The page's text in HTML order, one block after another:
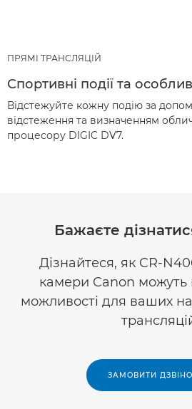
ПРЯМІ ТРАНСЛЯЦІЙ
Спортивні події та
Відстежуйте кожну подію за
відстеження та визначенням
процесору DIGIC DV7.
Бажаєте
Дізнайтеся, як CR-
камери Canon можуть
можливості для ваших
ЗАМОВИТИ